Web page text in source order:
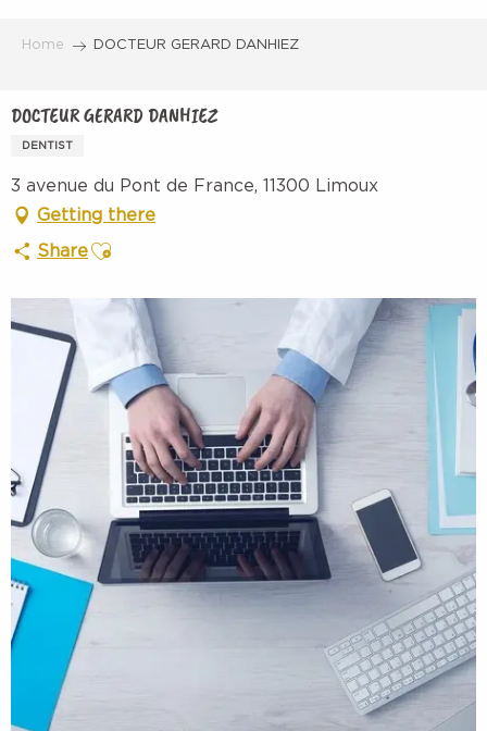
Home DOCTEUR GERARD DANHIEZ
DOCTEUR GERARD DANHIEZ
DENTIST
3 avenue du Pont de France, 11300 Limoux
Getting there
ShareAjouter aux favoris